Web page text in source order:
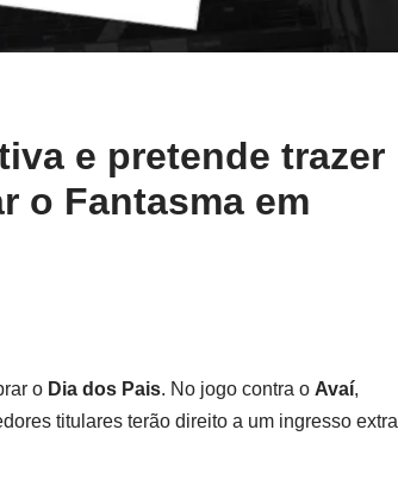
e pretende trazer
o Fantasma em
o Dia dos Pais. No jogo contra o Avaí,
titulares terão direito a um ingresso extra